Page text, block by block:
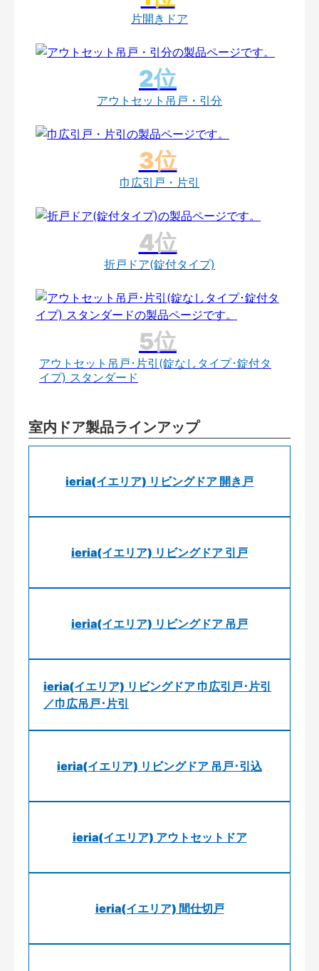
片開きドア
アウトセット吊戸・引分
巾広引戸・片引
折戸ドア(錠付タイプ)
アウトセット吊戸･片引(錠なしタイプ･錠付タ
イプ) スタンダード
室内ドア製品ラインアップ
ieria(イエリア) リビングドア 開き戸
ieria(イエリア) リビングドア 引戸
ieria(イエリア) リビングドア 吊戸
ieria(イエリア) リビングドア 巾広引戸･片引
／巾広吊戸･片引
ieria(イエリア) リビングドア 吊戸･引込
ieria(イエリア) アウトセットドア
ieria(イエリア) 間仕切戸